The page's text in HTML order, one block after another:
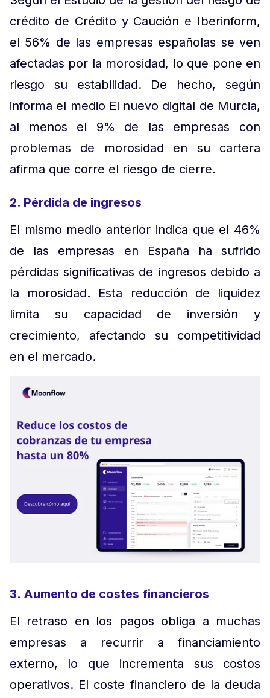
crédito de Crédito y Caución e Iberinform,
el 56% de las empresas españolas se ven
afectadas por la morosidad, lo que pone en
riesgo su estabilidad. De hecho, según
informa el medio El nuevo digital de Murcia,
al menos el 9% de las empresas con
problemas de morosidad en su cartera
afirma que corre el riesgo de cierre.
2. Pérdida de ingresos
El mismo medio anterior indica que el 46%
de las empresas en España ha sufrido
pérdidas significativas de ingresos debido a
la morosidad. Esta reducción de liquidez
limita su capacidad de inversión y
crecimiento, afectando su competitividad
en el mercado.
3. Aumento de costes financieros
El retraso en los pagos obliga a muchas
empresas a recurrir a financiamiento
externo, lo que incrementa sus costos
operativos. El coste financiero de la deuda